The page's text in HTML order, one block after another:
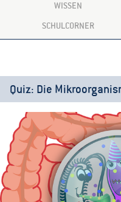
WISSEN
SCHULCORNER
Quiz: Die